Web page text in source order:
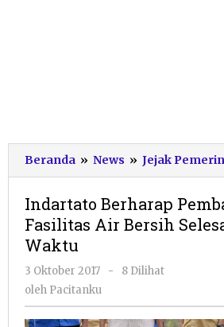
Beranda » News » Jejak
Indartato Berharap
Fasilitas Air Bersih
Waktu
3 Oktober 2017
oleh
-
8 Dilihat
oleh Pacitanku